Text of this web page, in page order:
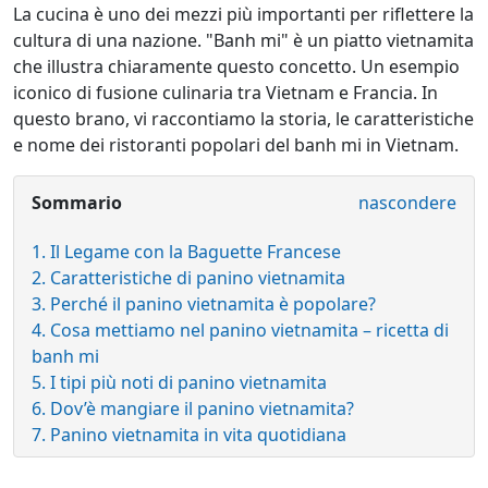
La cucina è uno dei mezzi più importanti per riflettere la
cultura di una nazione. "Banh mi" è un piatto vietnamita
che illustra chiaramente questo concetto. Un esempio
iconico di fusione culinaria tra Vietnam e Francia. In
questo brano, vi raccontiamo la storia, le caratteristiche
e nome dei ristoranti popolari del banh mi in Vietnam.
Sommario nascondere
1. Il Legame con la Baguette Francese
2. Caratteristiche di panino vietnamita
3. Perché il panino vietnamita è popolare?
4. Cosa mettiamo nel panino vietnamita – ricetta di
banh mi
5. I tipi più noti di panino vietnamita
6. Dov’è mangiare il panino vietnamita?
7. Panino vietnamita in vita quotidiana